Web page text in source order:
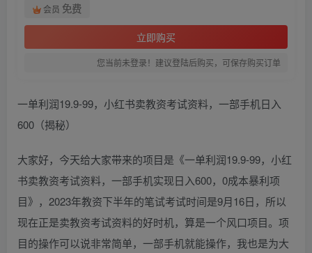
会员 免费
立即购买
您当前未登录！建议登陆后购买，可保存购买订单
一单利润19.9-99，小红书卖教资考试资料，一部手机日入
600（揭秘）
大家好，今天给大家带来的项目是《一单利润19.9-99，小红
书卖教资考试资料，一部手机实现日入600，0成本暴利项
目》，2023年教资下半年的笔试考试时间是9月16日，所以
现在正是卖教资考试资料的好时机，算是一个风口项目。项
目的操作可以说非常简单，一部手机就能操作，我也是为大